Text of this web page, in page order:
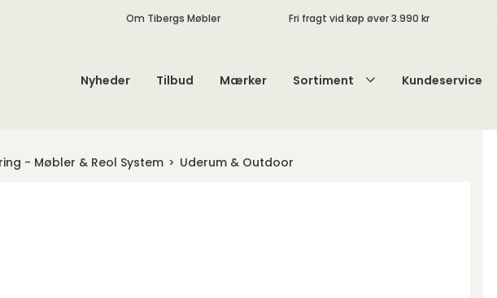
Om Tibergs Møbler Fri fragt vid køp øver 3.990 kr
Nyheder Tilbud Mærker Sortiment Kundeservice
- Møbler & Reol System Uderum & Outdoor